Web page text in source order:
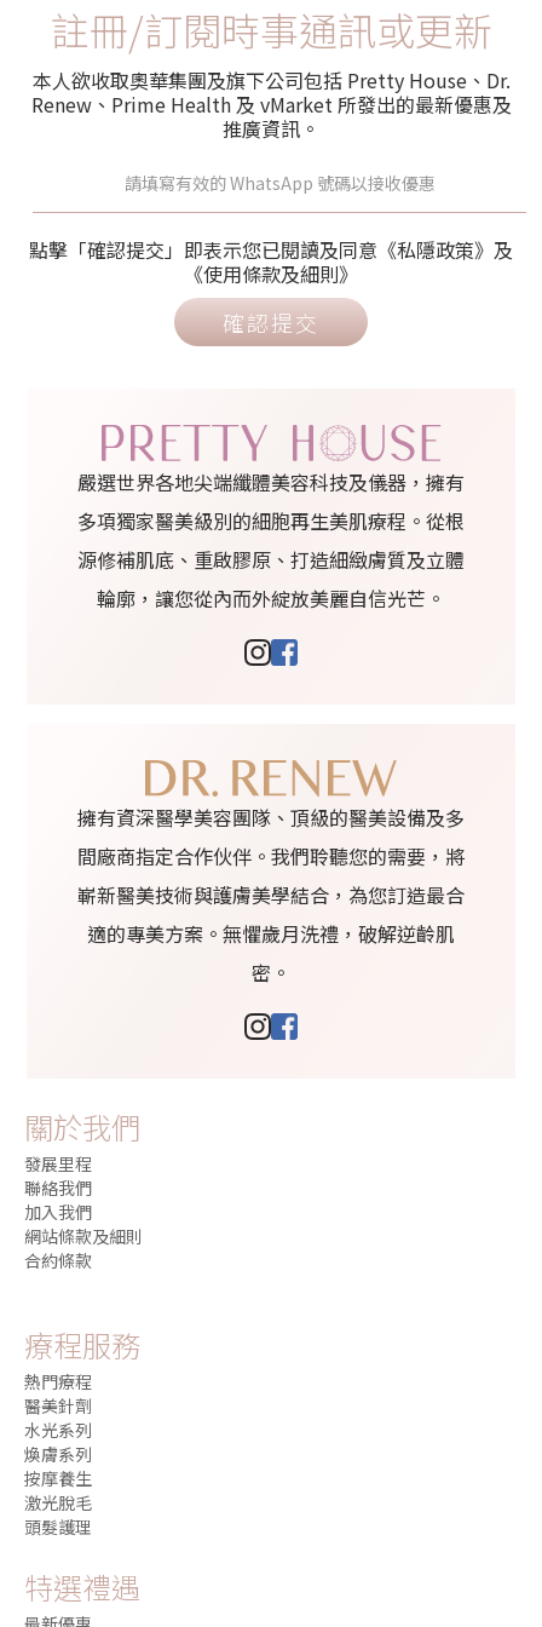
註冊/訂閱時事通訊或更新
本人欲收取奧華集團及旗下公司包括 Pretty House、Dr.
Renew、Prime Health 及 vMarket 所發出的最新優惠及
推廣資訊。
點擊「確認提交」即表示您已閱讀及同意《私隱政策》及
《使用條款及細則》
確認提交
嚴選世界各地尖端纖體美容科技及儀器，擁有
多項獨家醫美級別的細胞再生美肌療程。從根
源修補肌底、重啟膠原、打造細緻膚質及立體
輪廓，讓您從內而外綻放美麗自信光芒。
擁有資深醫學美容團隊、頂級的醫美設備及多
間廠商指定合作伙伴。我們聆聽您的需要，將
嶄新醫美技術與護膚美學結合，為您訂造最合
適的專美方案。無懼歲月洗禮，破解逆齡肌
密。
關於我們
發展里程
聯絡我們
加入我們
網站條款及細則
合約條款
療程服務
熱門療程
醫美針劑
水光系列
煥膚系列
按摩養生
激光脫毛
頭髮護理
特選禮遇